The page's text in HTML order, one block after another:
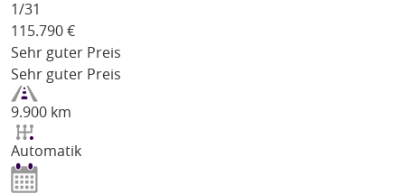
1/31
115.790 €
Sehr guter Preis
Sehr guter Preis
9.900 km
Automatik